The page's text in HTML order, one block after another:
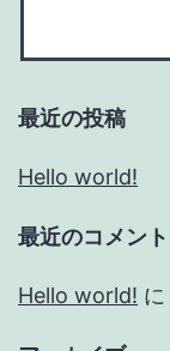
最近の投稿
Hello world!
最近のコメント
Hello world! に